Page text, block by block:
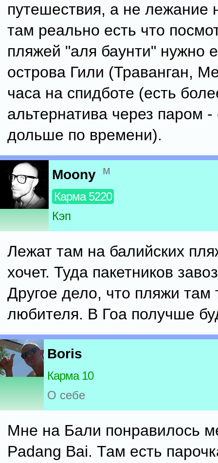
путешествия, а не лежание
там реально есть что
пляжей "аля баунти" нужно
острова Гили (Траванган,
часа на спидботе (есть
альтернатива через паром -
дольше по времени).
Moony м
Карма 5220
Кэп
Лежат там на балийских
хочет. Туда пакетников
Другое дело, что пляжи там
любителя. В Гоа получше
Boris
Карма 10
О себе
Мне на Бали понравилось
Padang Bai. Там есть